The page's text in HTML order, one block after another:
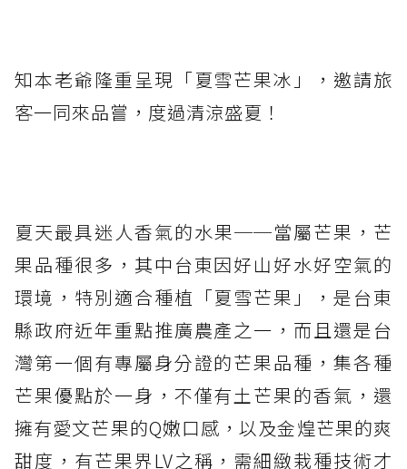
知本老爺隆重呈現「夏雪芒果冰」，邀請旅
客一同來品嘗，度過清涼盛夏！
夏天最具迷人香氣的水果──當屬芒果，芒
果品種很多，其中台東因好山好水好空氣的
環境，特別適合種植「夏雪芒果」，是台東
縣政府近年重點推廣農產之一，而且還是台
灣第一個有專屬身分證的芒果品種，集各種
芒果優點於一身，不僅有土芒果的香氣，還
擁有愛文芒果的Q嫩口感，以及金煌芒果的爽
甜度，有芒果界LV之稱，需細緻栽種技術才